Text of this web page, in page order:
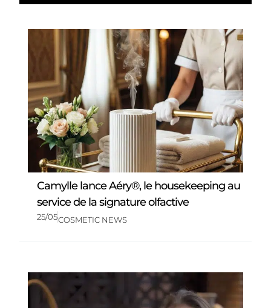
Camylle lance Aéry®, le housekeeping au
service de la signature olfactive
25/05COSMETIC NEWS